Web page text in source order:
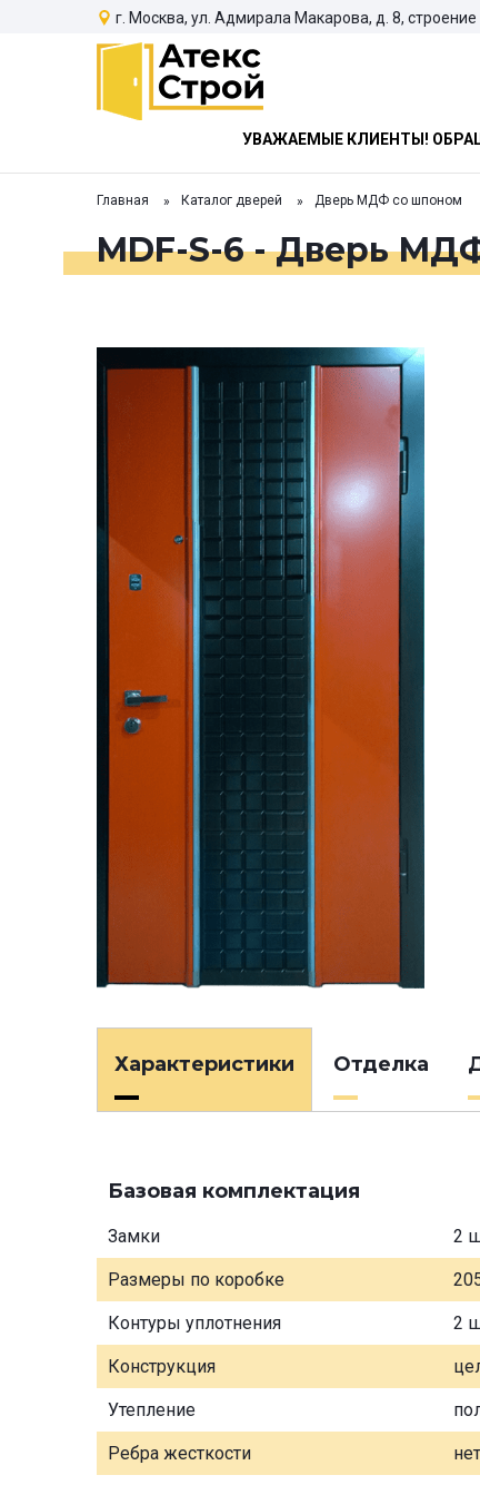
г. Москва, ул. Адмирала Макарова, д. 8, строение
УВАЖАЕМЫЕ КЛИЕНТЫ!
Главная Каталог дверей Дверь МДФ со шпоном
MDF-S-6 - Дверь
Характеристики Отделка
Базовая комплектация
Замки 2
Размеры по коробке
Контуры уплотнения 2
Конструкция
Утепление
Ребра жесткости нет